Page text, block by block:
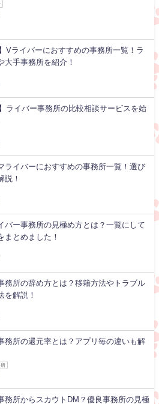
Vライバーにおすすめの事務所一覧！ラ
大手事務所を紹介！
】ライバー事務所の比較相談サービスを始
ライバーにおすすめの事務所一覧！選び
説！
バー事務所の見極め方とは？一覧にして
まとめました！
務所の辞め方とは？移籍方法やトラブル
を解説！
務所の還元率とは？アプリ毎の違いも解
所
務所からスカウトDM？優良事務所の見極